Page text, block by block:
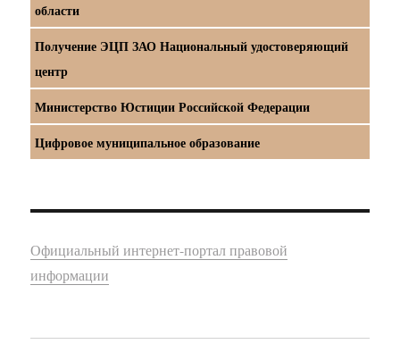
области
Получение ЭЦП ЗАО Национальный удостоверяющий
центр
Министерство Юстиции Российской Федерации
Цифровое муниципальное образование
Официальный интернет-портал правовой
информации